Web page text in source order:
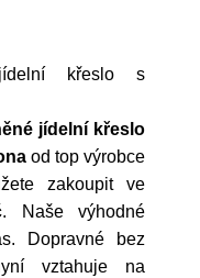
křeslo s
jídelní křeslo
od top výrobce
zakoupit ve
. Naše výhodné
Dopravné bez
vztahuje na